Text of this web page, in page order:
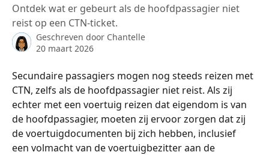
Ontdek wat er gebeurt als de hoofdpassagier niet
reist op een CTN-ticket.
Geschreven door Chantelle
20 maart 2026
Secundaire passagiers mogen nog steeds reizen met
CTN, zelfs als de hoofdpassagier niet reist. Als zij
echter met een voertuig reizen dat eigendom is van
de hoofdpassagier, moeten zij ervoor zorgen dat zij
de voertuigdocumenten bij zich hebben, inclusief
een volmacht van de voertuigbezitter aan de